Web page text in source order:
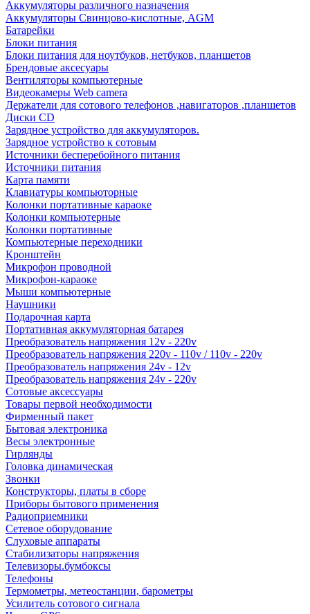
Аккумуляторы различного назначения
Аккумуляторы Свинцово-кислотные, AGM
Батарейки
Блоки питания
Блоки питания для ноутбуков, нетбуков, планшетов
Брендовые аксесуары
Вентиляторы компьютерные
Видеокамеры Web camera
Держатели для сотового телефонов ,навигаторов ,планшетов
Диски CD
Зарядное устройство для аккумуляторов.
Зарядное устройство к сотовым
Источники бесперебойного питания
Источники питания
Карта памяти
Клавиатуры компьюторные
Колонки портативные караоке
Колонки компьютерные
Колонки портативные
Компьютерные переходники
Кронштейн
Микрофон проводной
Микрофон-караоке
Мыши компьютерные
Наушники
Подарочная карта
Портативная аккумуляторная батарея
Преобразователь напряжения 12v - 220v
Преобразователь напряжения 220v - 110v / 110v - 220v
Преобразователь напряжения 24v - 12v
Преобразователь напряжения 24v - 220v
Сотовые аксессуары
Товары первой необходимости
Фирменный пакет
Бытовая электроника
Весы электронные
Гирлянды
Головка динамическая
Звонки
Конструкторы, платы в сборе
Приборы бытового применения
Радиоприемники
Сетевое оборудование
Слуховые аппараты
Стабилизаторы напряжения
Телевизоры.бумбоксы
Телефоны
Термометры, метеостанции, барометры
Усилитель сотового сигнала